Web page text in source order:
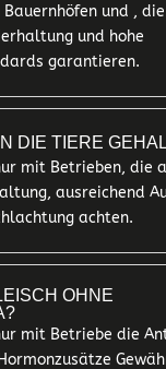
und , die
und hohe
garantieren.
DIE TIERE
mit Betrieben, die
ausreichend
achten.
OHNE
mit Betriebe die